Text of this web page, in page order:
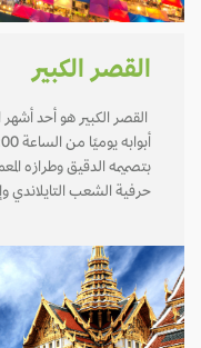
القصر الكبير
القصر الكبير هو أحد أشهر
بتصميمه الدقيق وطرازه
حرفية الشعب التايلاندي